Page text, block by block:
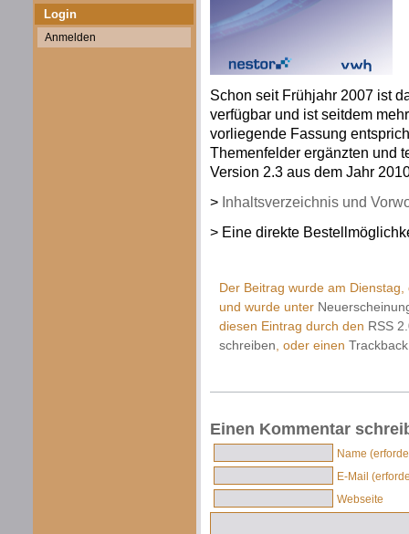
Login
Anmelden
Schon seit Frühjahr 2007 ist
verfügbar und ist seitdem
vorliegende Fassung
Themenfelder ergänzten und
Version 2.3 aus dem Jahr
> Inhaltsverzeichnis und
> Eine direkte
Der Beitrag wurde am
und wurde unter
diesen Eintrag durch den RSS
schreiben , oder einen Trackback
Einen Kommentar
Name
E-Mail
Webseite